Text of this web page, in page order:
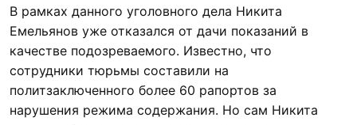
В рамках данного уголовного дела Никита
Емельянов уже отказался от дачи показаний в
качестве подозреваемого. Известно, что
сотрудники тюрьмы составили на
политзаключенного более 60 рапортов за
нарушения режима содержания. Но сам Никита